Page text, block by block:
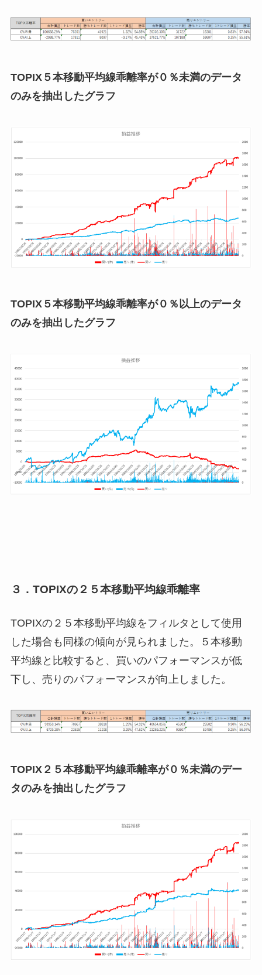
TOPIX５本移動平均線乖離率が０％未満のデータ
のみを抽出したグラフ
TOPIX５本移動平均線乖離率が０％以上のデータ
のみを抽出したグラフ
３．TOPIXの２５本移動平均線乖離率
TOPIXの２５本移動平均線をフィルタとして使用
した場合も同様の傾向が見られました。５本移動
平均線と比較すると、買いのパフォーマンスが低
下し、売りのパフォーマンスが向上しました。
TOPIX２５本移動平均線乖離率が０％未満のデー
タのみを抽出したグラフ